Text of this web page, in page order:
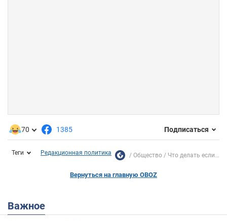
70 1385 Подписаться
Теги Редакционная политика Общество Что делать если...
Вернуться на главную OBOZ
Важное